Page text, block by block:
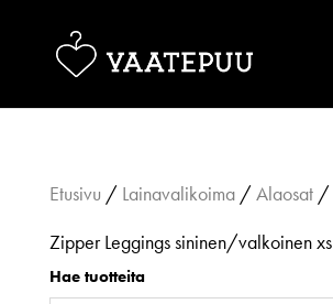
Etusivu / Lainavalikoima/Alaosat/
Zipper Leggings sininen/valkoinen xs
Hae tuotteita